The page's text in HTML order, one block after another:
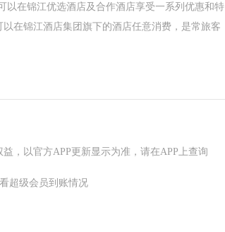
以在锦江优选酒店及合作酒店享受一系列优惠和特
在锦江酒店集团旗下的酒店任意消费，是常旅客
，以官方APP更新显示为准，请在APP上查询
超级会员到账情况